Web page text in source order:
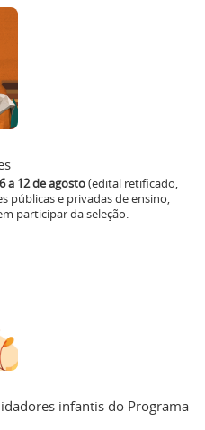
6 a 12 de agosto(edital retificado,
públicas e privadas de ensino,
participar da seleção.
infantis do Programa